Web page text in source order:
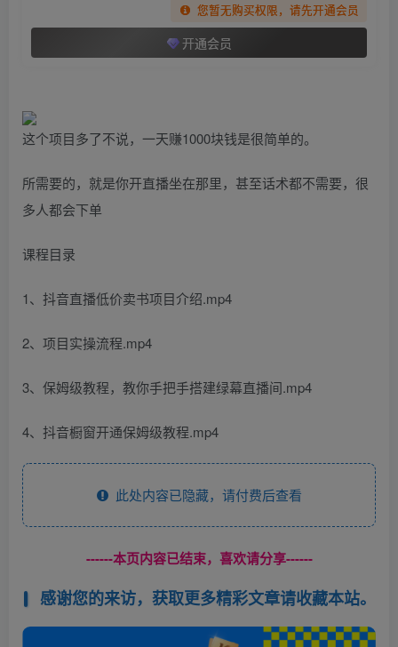
您暂无购买权限，请先开通会员
开通会员
这个项目多了不说，一天赚1000块钱是很简单的。
所需要的，就是你开直播坐在那里，甚至话术都不需要，很
多人都会下单
课程目录
1、抖音直播低价卖书项目介绍.mp4
2、项目实操流程.mp4
3、保姆级教程，教你手把手搭建绿幕直播间.mp4
4、抖音橱窗开通保姆级教程.mp4
此处内容已隐藏，请付费后查看
------本页内容已结束，喜欢请分享------
感谢您的来访，获取更多精彩文章请收藏本站。